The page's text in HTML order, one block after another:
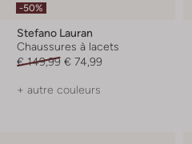
-50%
Stefano Lauran
Chaussures à lacets
€ 149,99 € 74,99
+ autre couleurs